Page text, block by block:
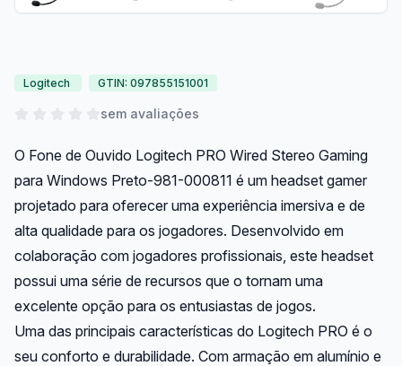
Logitech GTIN: 097855151001
sem avaliações
O Fone de Ouvido Logitech PRO Wired Stereo Gaming
para Windows Preto-981-000811 é um headset gamer
projetado para oferecer uma experiência imersiva e de
alta qualidade para os jogadores. Desenvolvido em
colaboração com jogadores profissionais, este headset
possui uma série de recursos que o tornam uma
excelente opção para os entusiastas de jogos.
Uma das principais características do Logitech PRO é o
seu conforto e durabilidade. Com armação em alumínio e